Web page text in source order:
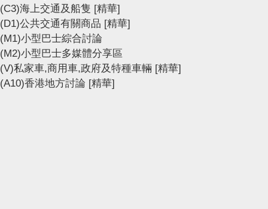
(C3)海上交通及船隻 [精華]
(D1)公共交通有關商品 [精華]
(M1)小型巴士綜合討論
(M2)小型巴士多媒體分享區
(V)私家車,商用車,政府及特種車輛 [精華]
(A10)香港地方討論 [精華]